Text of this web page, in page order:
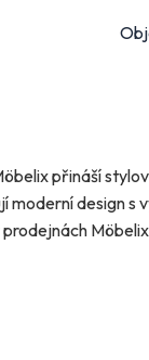
přináší
moderní design